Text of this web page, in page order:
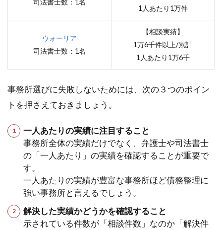
司法書士数：1名
1人あたり1万件
ウォーリア
司法書士数：1名
【相談実績】
1万6千件以上/累計
1人あたり1万6千
事務所選びに失敗しないためには、次の３つのポイン
トを押さえておきましょう。
一人あたりの実績に注目すること
事務所全体の実績だけでなく、弁護士や司法書士
の「一人あたり」の実績を確認することが重要で
す。
一人あたりの実績が豊富な事務所ほど債務整理に
強い事務所と言えるでしょう。
解決した実績かどうかを確認すること
示されている件数が「相談件数」なのか「解決件